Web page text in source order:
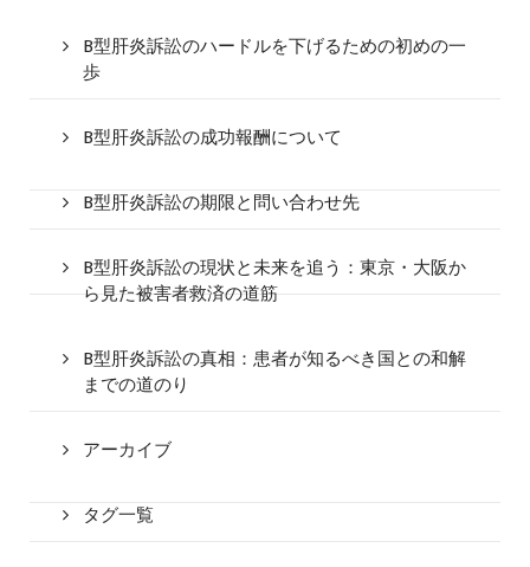
B型肝炎訴訟のハードルを下げるための初めの一
歩
B型肝炎訴訟の成功報酬について
B型肝炎訴訟の期限と問い合わせ先
B型肝炎訴訟の現状と未来を追う：東京・大阪か
ら見た被害者救済の道筋
B型肝炎訴訟の真相：患者が知るべき国との和解
までの道のり
アーカイブ
タグ一覧